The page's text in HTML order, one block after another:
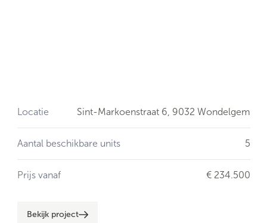
Locatie Sint-Markoenstraat 6, 9032 Wondelgem
Aantal beschikbare units 5
Prijs vanaf € 234.500
Bekijk project